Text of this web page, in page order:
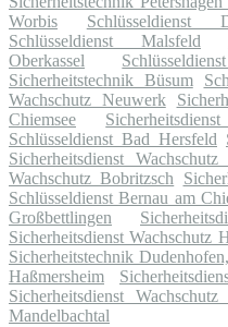
Worbis
Schlüsseldienst
Schlüsseldienst Malsfeld
Oberkassel
Sicherheitstechnik Büsum
Wachschutz Neuwerk
Chiemsee
Schlüsseldienst Bad Hersfeld
Sicherheitsdienst Wachschutz
Wachschutz Bobritzsch
Schlüsseldienst Bernau am
Großbettlingen
Sicherheitsdienst Wachschutz
Sicherheitstechnik
Haßmersheim
Sicherheitsdienst
Mandelbachtal